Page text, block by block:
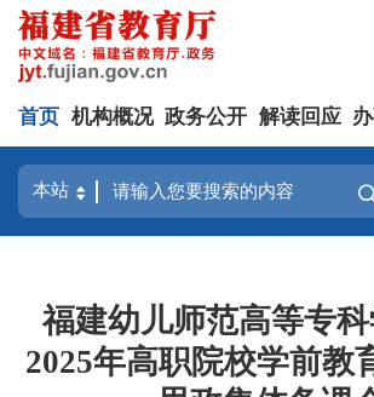
首页 机构概况 政务公开 解读回应
福建幼儿师范高等专
2025年高职院校学前教